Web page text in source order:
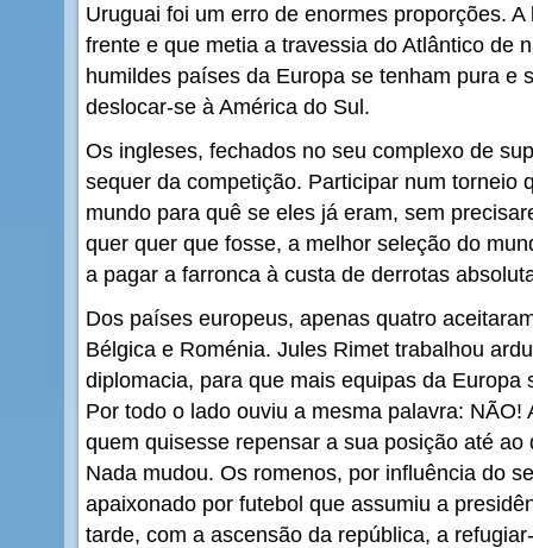
Uruguai foi um erro de enormes proporções.
frente e que metia a travessia do Atlântico de
humildes países da Europa se tenham pura e
deslocar-se à América do Sul.
Os ingleses, fechados no seu complexo de
sequer da competição. Participar num torneio
mundo para quê se eles já eram, sem
quer quer que fosse, a melhor seleção do
a pagar a farronca à custa de derrotas
Dos países europeus, apenas quatro
Bélgica e Roménia. Jules Rimet trabalhou
diplomacia, para que mais equipas da Europa
Por todo o lado ouviu a mesma palavra:
quem quisesse repensar a sua posição até
Nada mudou. Os romenos, por influência do
apaixonado por futebol que assumiu a
tarde, com a ascensão da república, a